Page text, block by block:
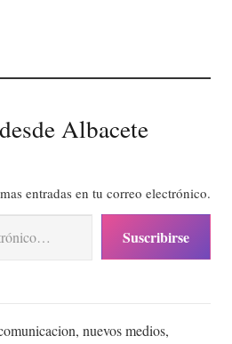
Albacete
entradas en tu correo electrónico.
Suscribirse
,nuevos medios,